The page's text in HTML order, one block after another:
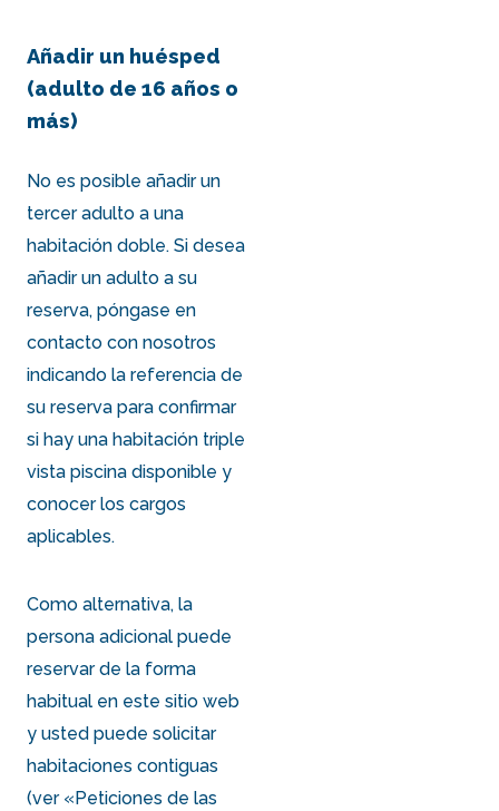
Añadir un huésped
(adulto de 16 años o
más)
No es posible añadir un
tercer adulto a una
habitación doble. Si desea
añadir un adulto a su
reserva,póngase en
contacto con nosotros
indicando la referencia de
su reserva para confirmar
si hay una habitación triple
vista piscina disponible y
conocer los cargos
aplicables.
Como alternativa, la
persona adicional puede
reservar de la forma
habitual en este sitio web
y usted puede solicitar
habitaciones contiguas
(ver «Peticiones de las